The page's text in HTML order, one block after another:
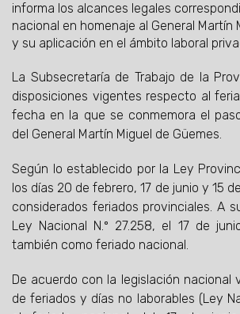
informa los alcances legales
nacional en homenaje al General Martín
y su aplicación en el ámbito laboral
La Subsecretaría de Trabajo de la
disposiciones vigentes respecto al
fecha en la que se conmemora el
del General Martín Miguel de Güemes.
Según lo establecido por la Ley
los días 20 de febrero, 17 de junio y 15
considerados feriados provinciales. A
Ley Nacional N.º 27.258, el 17 de
también como feriado nacional.
De acuerdo con la legislación nacional
de feriados y días no laborables (Ley